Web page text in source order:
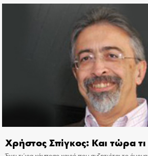
Χρήστος Σπίγκος: Και τώρα